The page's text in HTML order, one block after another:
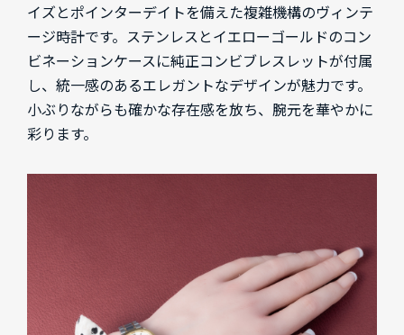
イズとポインターデイトを備えた複雑機構のヴィンテ
ージ時計です。ステンレスとイエローゴールドのコン
ビネーションケースに純正コンビブレスレットが付属
し、統一感のあるエレガントなデザインが魅力です。
小ぶりながらも確かな存在感を放ち、腕元を華やかに
彩ります。